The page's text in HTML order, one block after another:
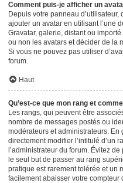
Comment puis-je afficher un
Depuis votre panneau
ajouter un avatar en utilisant l’une
Gravatar, galerie, distant ou
ou non les avatars et décider de la
Si vous ne pouvez pas utiliser
forum.
Haut
Qu’est-ce que mon rang et
Les rangs, qui peuvent être
nombre de messages postés ou
modérateurs et administrateurs.
directement modifier l’intitulé d’un
l’administrateur du forum. Évitez
le seul but de passer au rang
pratique est rarement tolérée et un
facilement abaisser votre compteur